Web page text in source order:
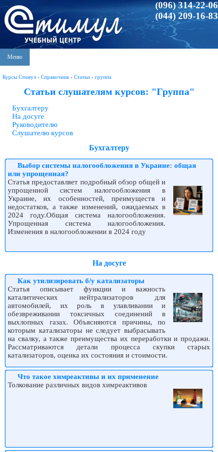
(096) 314-22-06
(044) 209-16-83
Меню
Курсы Стимул › Справочник › Статьи › группа
Статьи слушателям курсов: "Группа"
Бухгалтеру
На досуге
Руководителю
Слушателю курсов
Бухгалтеру
Выбор системы налогообложения в Украине: общая
или упрощенная?
Статья предоставляет подробный обзор общей и
упрощенной систем налогообложения в
Украине, их особенностей, преимуществ и
недостатков, а также изменений, ожидаемых в
2024 году.Общая система налогообложения.
Упрощенная система налогообложения.
Изменения в налогообложении в 2024 году
На досуге
Как утилизировать б/у катализаторы
Статья описывает функции и важность
каталитических нейтрализаторов для
автомобилей, их роль в улавливании и
обезвреживании токсичных соединений в
выхлопных газах. Объясняются причины, по
которым катализаторы не следует выбрасывать
на свалку, а также преимущества их переработки и продажи.
Рассматриваются детали процесса скупки старых
катализаторов, оценка их состояния и стоимости.
Что такое химреактивы и их применение
Толкование различных видов химреактивов